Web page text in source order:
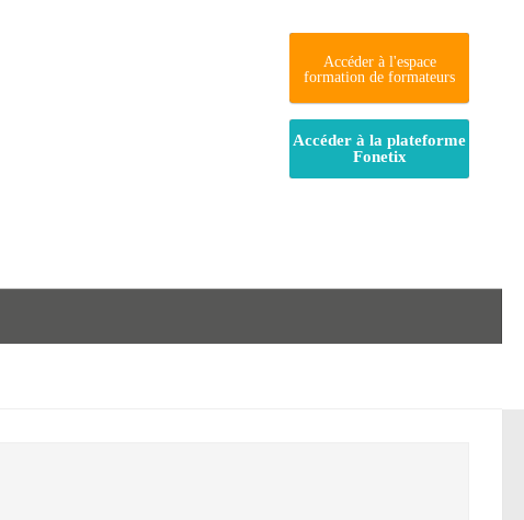
Accéder à l'espace
formation de formateurs
Accéder à la plateforme
Fonetix